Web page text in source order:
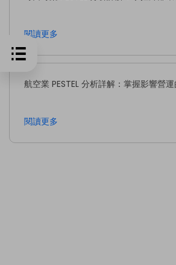
閱讀更多
航空業 PESTEL 分析詳解：掌握影響營
閱讀更多